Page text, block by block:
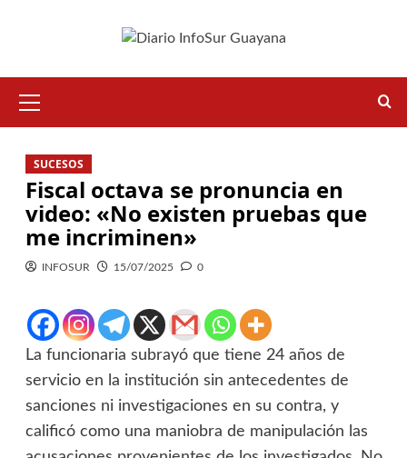
SUCESOS
Fiscal octava se pronuncia en
video: «No existen pruebas que
me incriminen»
INFOSUR 15/07/2025 0
La funcionaria subrayó que tiene 24 años de
servicio en la institución sin antecedentes de
sanciones ni investigaciones en su contra, y
calificó como una maniobra de manipulación las